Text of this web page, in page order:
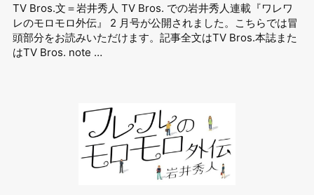
TV Bros.文＝岩井秀人 TV Bros. での岩井秀⼈連載『ワレワ
レのモロモロ外伝』 2 ⽉号が公開されました。こちらでは冒
頭部分をお読みいただけます。記事全文はTV Bros.本誌また
はTV Bros. note …